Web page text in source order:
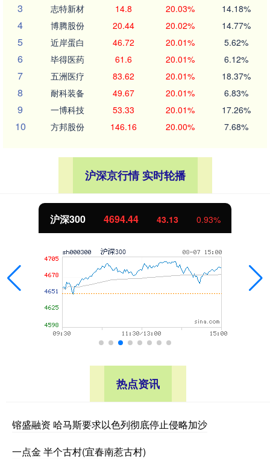
3 志特新材 14.8 20.03% 14.18%
4 博腾股份 20.44 20.02% 14.77%
5 近岸蛋白 46.72 20.01% 5.62%
6 毕得医药 61.6 20.01% 6.12%
7 五洲医疗 83.62 20.01% 18.37%
8 耐科装备 49.67 20.01% 6.83%
9 一博科技 53.33 20.01% 17.26%
10 方邦股份 146.16 20.00% 7.68%
沪深京行情 实时轮播
沪深300 4694.44 43.13 0.93%
热点资讯
镕盛融资 哈马斯要求以色列彻底停止侵略加沙
一点金 半个古村(宜春南惹古村)